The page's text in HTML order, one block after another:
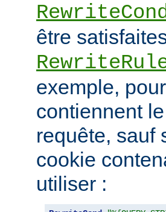
être
exemple,
contiennent
requête, sauf
cookie
utiliser :